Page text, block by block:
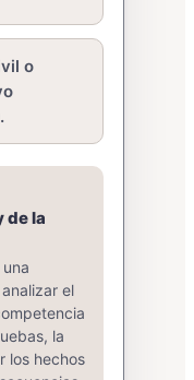
o
de la
el
la
los hechos